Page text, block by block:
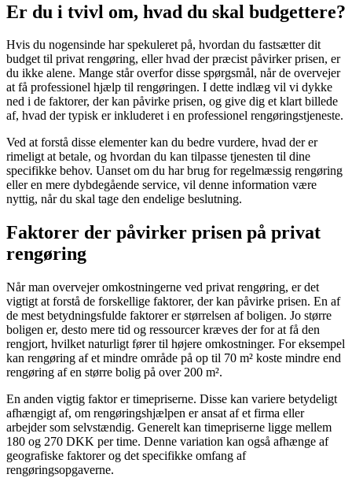
Er du i tvivl om, hvad du skal budgettere?
Hvis du nogensinde har spekuleret på, hvordan du fastsætter dit
budget til privat rengøring, eller hvad der præcist påvirker prisen, er
du ikke alene. Mange står overfor disse spørgsmål, når de overvejer
at få professionel hjælp til rengøringen. I dette indlæg vil vi dykke
ned i de faktorer, der kan påvirke prisen, og give dig et klart billede
af, hvad der typisk er inkluderet i en professionel rengøringstjeneste.
Ved at forstå disse elementer kan du bedre vurdere, hvad der er
rimeligt at betale, og hvordan du kan tilpasse tjenesten til dine
specifikke behov. Uanset om du har brug for regelmæssig rengøring
eller en mere dybdegående service, vil denne information være
nyttig, når du skal tage den endelige beslutning.
Faktorer der påvirker prisen på privat
rengøring
Når man overvejer omkostningerne ved privat rengøring, er det
vigtigt at forstå de forskellige faktorer, der kan påvirke prisen. En af
de mest betydningsfulde faktorer er størrelsen af boligen. Jo større
boligen er, desto mere tid og ressourcer kræves der for at få den
rengjort, hvilket naturligt fører til højere omkostninger. For eksempel
kan rengøring af et mindre område på op til 70 m² koste mindre end
rengøring af en større bolig på over 200 m².
En anden vigtig faktor er timepriserne. Disse kan variere betydeligt
afhængigt af, om rengøringshjælpen er ansat af et firma eller
arbejder som selvstændig. Generelt kan timepriserne ligge mellem
180 og 270 DKK per time. Denne variation kan også afhænge af
geografiske faktorer og det specifikke omfang af
rengøringsopgaverne.